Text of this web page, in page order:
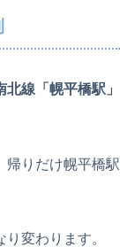
北線「幌平橋駅」
帰りだけ幌平橋駅
変わります。